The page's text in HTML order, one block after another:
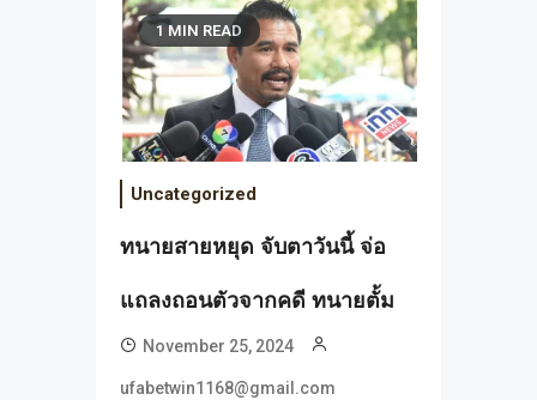
1 MIN READ
Uncategorized
ทนายสายหยุด จับตาวันนี้ จ่อ
แถลงถอนตัวจากคดี ทนายตั้ม
November 25, 2024
ufabetwin1168@gmail.com